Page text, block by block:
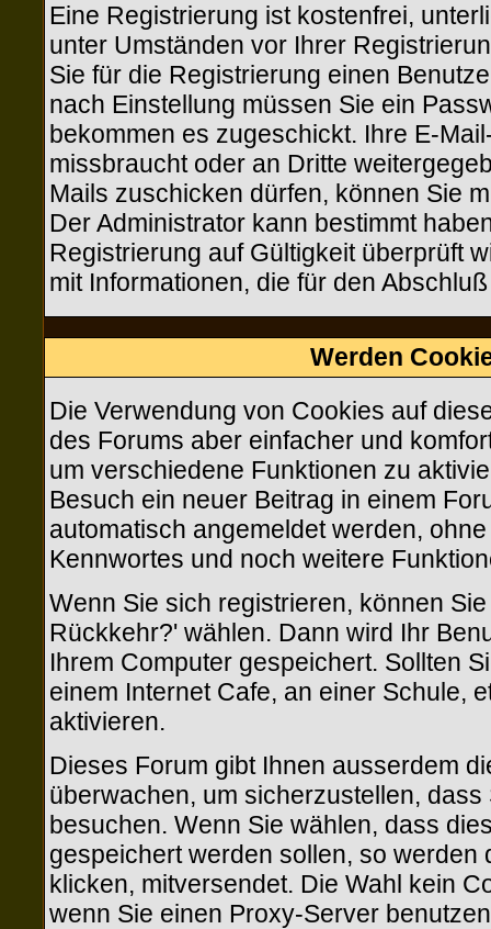
Eine Registrierung ist kostenfrei,
unter Umständen vor Ihrer
Sie für die Registrierung einen
nach Einstellung müssen Sie ein
bekommen es zugeschickt. Ihre E-
missbraucht oder an Dritte
Mails zuschicken dürfen, können Sie
Der Administrator kann bestimmt
Registrierung auf Gültigkeit überprüft
mit Informationen, die für den
Werden
Die Verwendung von Cookies auf
des Forums aber einfacher und
um verschiedene Funktionen zu
Besuch ein neuer Beitrag in einem
automatisch angemeldet werden,
Kennwortes und noch weitere
Wenn Sie sich registrieren, können
Rückkehr?' wählen. Dann wird Ihr
Ihrem Computer gespeichert. Sollten
einem Internet Cafe, an einer Schule,
aktivieren.
Dieses Forum gibt Ihnen ausserdem
überwachen, um sicherzustellen,
besuchen. Wenn Sie wählen, dass
gespeichert werden sollen, so werden
klicken, mitversendet. Die Wahl kein
wenn Sie einen Proxy-Server